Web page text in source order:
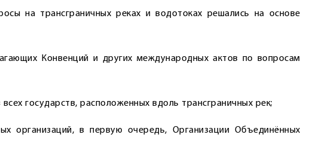
на трансграничных реках и водотоках решались на основе
Конвенций и других международных актов по вопросам
государств, расположенных вдоль трансграничных рек;
организаций, в первую очередь, Организации Объединённых